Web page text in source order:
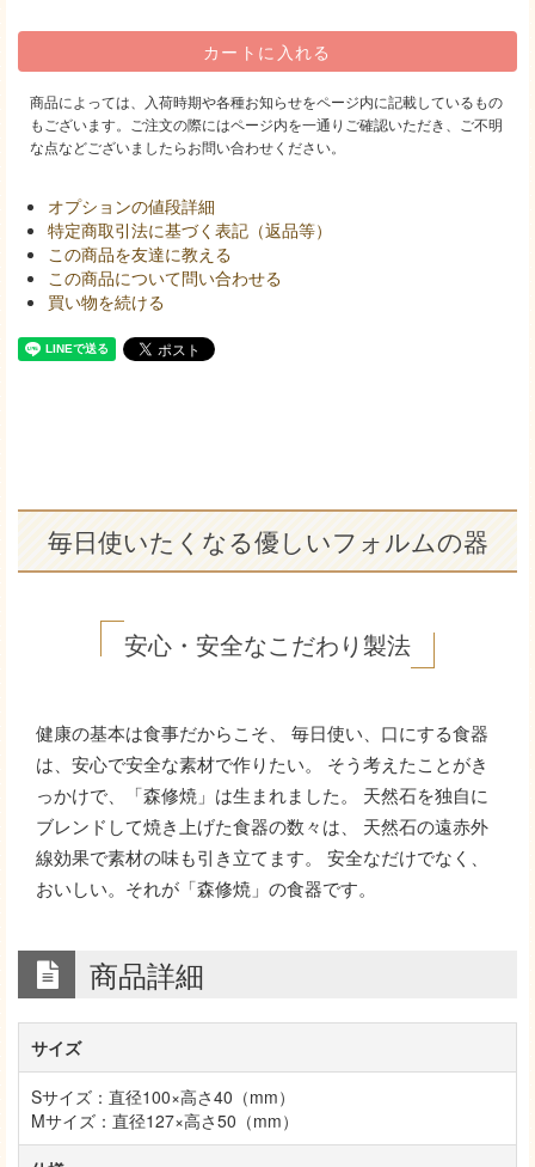
商品によっては、入荷時期や各種お知らせをページ内に記載しているもの
もございます。ご注文の際にはページ内を一通りご確認いただき、ご不明
な点などございましたらお問い合わせください。
オプションの値段詳細
特定商取引法に基づく表記（返品等）
この商品を友達に教える
この商品について問い合わせる
買い物を続ける
毎日使いたくなる優しいフォルムの器
安心・安全なこだわり製法
健康の基本は食事だからこそ、 毎日使い、口にする食器
は、安心で安全な素材で作りたい。 そう考えたことがき
っかけで、「森修焼」は生まれました。 天然石を独自に
ブレンドして焼き上げた食器の数々は、 天然石の遠赤外
線効果で素材の味も引き立てます。 安全なだけでなく、
おいしい。それが「森修焼」の食器です。
商品詳細
サイズ
Sサイズ：直径100×高さ40（mm）
Mサイズ：直径127×高さ50（mm）